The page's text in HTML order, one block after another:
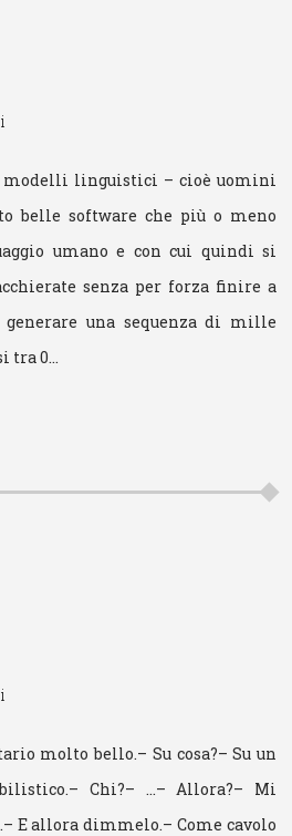
modelli linguistici – cioè uomini
belle software che più o meno
umano e con cui quindi si
senza per forza finire a
una sequenza di mille
tra 0…
molto bello.– Su cosa?– Su un
Chi?– …– Allora?– Mi
E allora dimmelo.– Come cavolo